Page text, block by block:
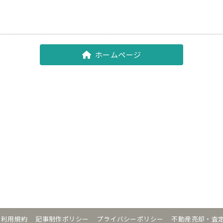
ホームページ
利用規約 記事制作ポリシー プライバシーポリシー 不動産売却・査